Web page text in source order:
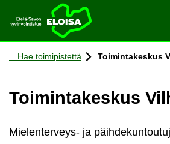
Etusi­vu
Siir­ry si­säl­töön
Hae toi­mi­pis­tet­tä Toi­min­ta­kes­kus
Toi­min­ta­kes­kus
Mielenterveys- ja